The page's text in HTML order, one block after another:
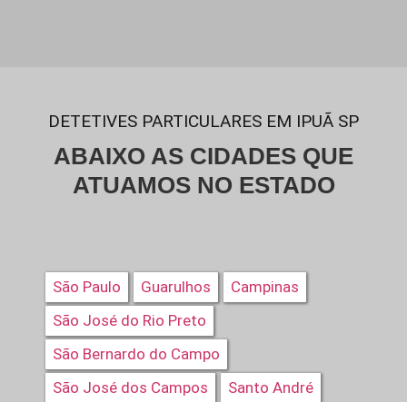
DETETIVES PARTICULARES EM IPUÃ SP
ABAIXO AS CIDADES QUE
ATUAMOS NO ESTADO
São Paulo Guarulhos
Campinas
São José do Rio Preto
São Bernardo do Campo
São José dos Campos
Santo André